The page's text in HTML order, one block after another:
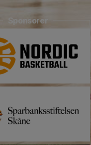
Sponsorer